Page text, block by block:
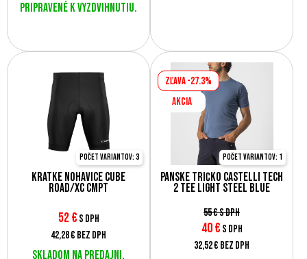
Pripravené k vyzdvihnutiu.
Krátke nohavice Cube
ROAD/XC CMPT
Počet variantov: 3
52€ s DPH
42,28 € bez DPH
Skladom na predajni.
Pánske tričko Castelli Tech
2 Tee Light Steel Blue
Zľava -27.3%
AKCIA
Počet variantov: 1
55 €s DPH
40€ s DPH
32,52 € bez DPH